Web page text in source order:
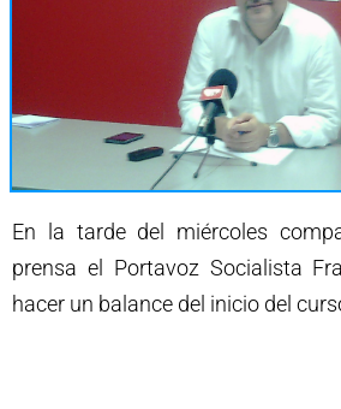
En la tarde del miércoles
prensa el Portavoz Socialista
hacer un balance del inicio del